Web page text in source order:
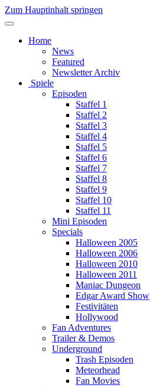
Zum Hauptinhalt springen
Home
News
Featured
Newsletter Archiv
Spiele
Episoden
Staffel 1
Staffel 2
Staffel 3
Staffel 4
Staffel 5
Staffel 6
Staffel 7
Staffel 8
Staffel 9
Staffel 10
Staffel 11
Mini Episoden
Specials
Halloween 2005
Halloween 2006
Halloween 2010
Halloween 2011
Maniac Dungeon
Edgar Award Show
Festivitäten
Hollywood
Fan Adventures
Trailer & Demos
Underground
Trash Episoden
Meteorhead
Fan Movies